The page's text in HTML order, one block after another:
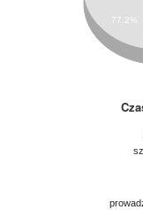
77.2%